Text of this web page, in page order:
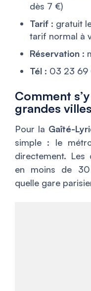
dès 7 €)
Tarif : gratuit
tarif normal à
Réservation :
Tél : 03 23
Comment
grandes
Pour la Gaîté-
simple : le
directement. Les
en moins de 30
quelle gare